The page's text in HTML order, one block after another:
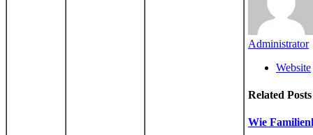
Administrator
Website
Related Posts
Wie